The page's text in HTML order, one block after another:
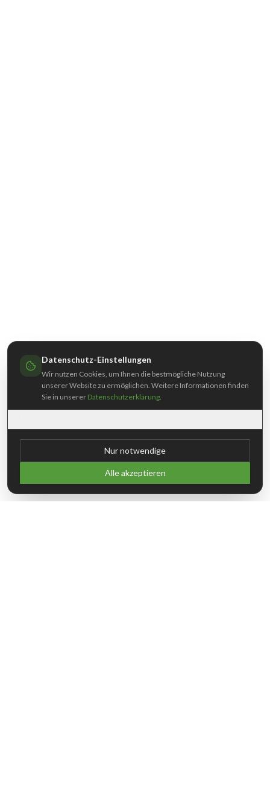
Datenschutz-Einstellungen
Wir nutzen Cookies, um Ihnen die bestmögliche Nutzung
unserer Website zu ermöglichen. Weitere Informationen finden
Sie in unserer Datenschutzerklärung.
Nur notwendige
Alle akzeptieren